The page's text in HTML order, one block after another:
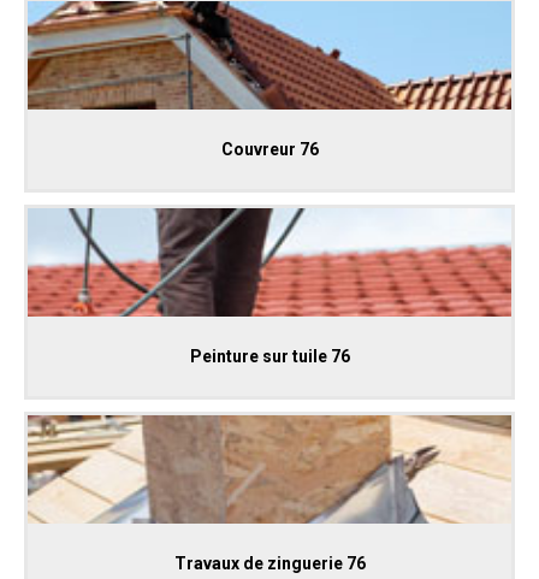
Couvreur 76
Peinture sur tuile 76
Travaux de zinguerie 76